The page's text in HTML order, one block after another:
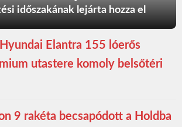
időszakának lejárta hozza el
Elantra 155 lóerős
utastere komoly belsőtéri
9 rakéta becsapódott a Holdba